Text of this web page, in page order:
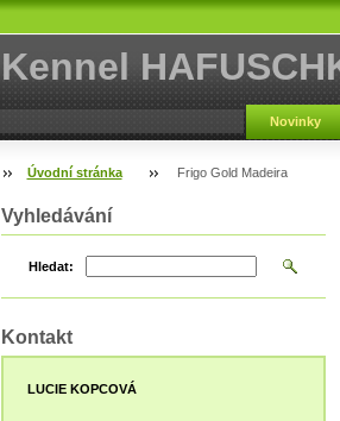
Kennel
Novinky
Úvodní stránka Frigo Gold Madeira
Vyhledávání
Hledat:
Kontakt
LUCIE KOPCOVÁ